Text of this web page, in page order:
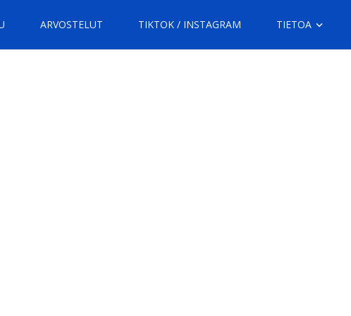
ARVOSTELUT TIKTOK / INSTAGRAM TIETOA